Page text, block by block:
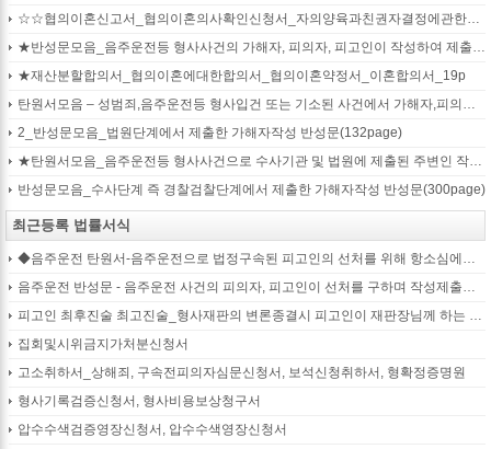
☆☆협의이혼신고서_협의이혼의사확인신청서_자의양육과친권자결정에관한협의서_22p
★반성문모음_음주운전등 형사사건의 가해자, 피의자, 피고인이 작성하여 제출하는 반성문모음(380page)
★재산분할합의서_협의이혼에대한합의서_협의이혼약정서_이혼합의서_19p
탄원서모음 – 성범죄,음주운전등 형사입건 또는 기소된 사건에서 가해자,피의자,피고인을 위하여 선처를 호소하는 내용(지인분들 작성)
2_반성문모음_법원단계에서 제출한 가해자작성 반성문(132page)
★탄원서모음_음주운전등 형사사건으로 수사기관 및 법원에 제출된 주변인 작성 선처호소 탄원서(208page)
반성문모음_수사단계 즉 경찰검찰단계에서 제출한 가해자작성 반성문(300page)
최근등록 법률서식
◆음주운전 탄원서-음주운전으로 법정구속된 피고인의 선처를 위해 항소심에서 제출하는 탄원서(45page)
음주운전 반성문 - 음주운전 사건의 피의자, 피고인이 선처를 구하며 작성제출하는 반성문
피고인 최후진술 최고진술_형사재판의 변론종결시 피고인이 재판장님께 하는 최종진술 의견내용(36페이지)
집회및시위금지가처분신청서
고소취하서_상해죄, 구속전피의자심문신청서, 보석신청취하서, 형확정증명원
형사기록검증신청서, 형사비용보상청구서
압수수색검증영장신청서, 압수수색영장신청서